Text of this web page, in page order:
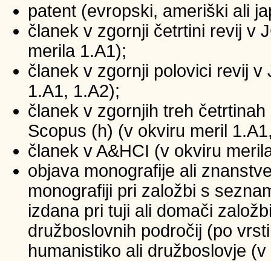
patent (evropski, ameriški ali
članek v zgornji četrtini revij v
merila 1.A1);
članek v zgornji polovici revij
1.A1, 1.A2);
članek v zgornjih treh
Scopus (h) (v okviru meril
članek v A&HCI (v okviru
objava monografije ali
monografiji pri založbi s
izdana pri tuji ali domači
družboslovnih področij (po
humanistiko ali družboslovje